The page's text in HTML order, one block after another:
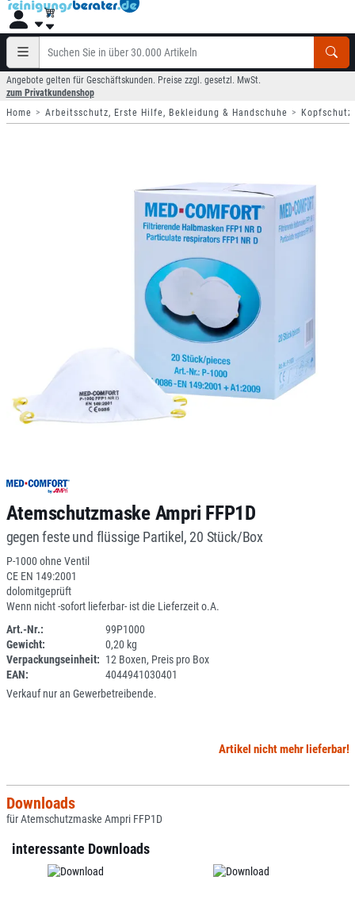
Angebote gelten für Geschäftskunden. Preise zzgl. gesetzl. MwSt.
zum Privatkundenshop
Home
Arbeitsschutz, Erste Hilfe, Bekleidung & Handschuhe
Atemschutzmaske Ampri FFP1D
gegen feste und flüssige Partikel, 20 Stück/Box
P-1000 ohne Ventil
CE EN 149:2001
dolomitgeprüft
Wenn nicht -sofort lieferbar- ist die Lieferzeit o.A.
Art.-Nr.:
99P1000
Gewicht:
0,20 kg
Verpackungseinheit: 12 Boxen, Preis pro Box
EAN:
4044941030401
Verkauf nur an Gewerbetreibende.
Artikel nicht mehr lieferbar!
Downloads
für Atemschutzmaske Ampri FFP1D
interessante Downloads